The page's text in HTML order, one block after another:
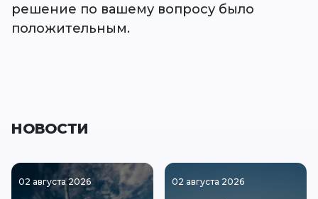
решение по вашему вопросу было
положительным.
НОВОСТИ
02 августа 2026 02 августа 2026